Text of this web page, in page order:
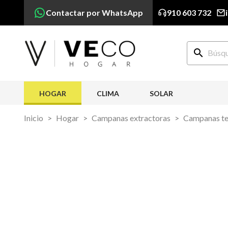
Contactar por WhatsApp 910 603 732
search
HOGAR CLIMA SOLAR
Inicio Hogar Campanas extractoras Campanas